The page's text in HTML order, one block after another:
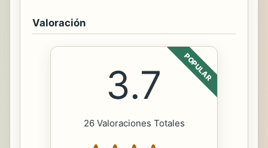
Valoración
POPULAR
3.7
26 Valoraciones Totales